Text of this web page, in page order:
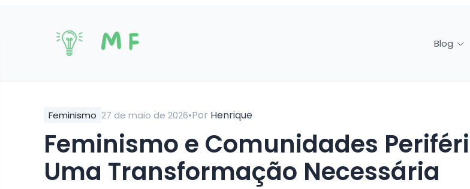
Blog
Feminismo 27 de maio de 2026•Por Henrique
Feminismo e Comunidades Periféricas:
Uma Transformação Necessária